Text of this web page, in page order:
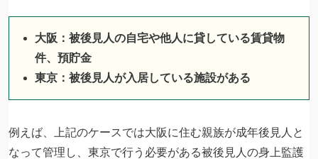
大阪：被後見人の自宅や他人に貸している賃貸物
件、預貯金
東京：被後見人が入居している施設がある
例えば、上記のケースでは大阪に住む親族が成年後見人と
なって管理し、東京で行う必要がある被後見人の身上監護